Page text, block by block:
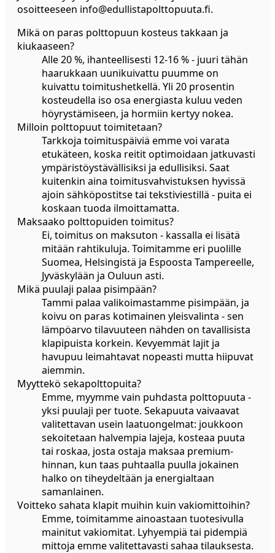
osoitteeseen info@edullistapolttopuuta.fi.
Mikä on paras polttopuun kosteus takkaan ja
kiukaaseen?
Alle 20 %, ihanteellisesti 12-16 % - juuri tähän
haarukkaan uunikuivattu puumme on
kuivattu toimitushetkellä. Yli 20 prosentin
kosteudella iso osa energiasta kuluu veden
höyrystämiseen, ja hormiin kertyy nokea.
Milloin polttopuut toimitetaan?
Tarkkoja toimituspäiviä emme voi varata
etukäteen, koska reitit optimoidaan jatkuvasti
ympäristöystävällisiksi ja edullisiksi. Saat
kuitenkin aina toimitusvahvistuksen hyvissä
ajoin sähköpostitse tai tekstiviestillä - puita ei
koskaan tuoda ilmoittamatta.
Maksaako polttopuiden toimitus?
Ei, toimitus on maksuton - kassalla ei lisätä
mitään rahtikuluja. Toimitamme eri puolille
Suomea, Helsingistä ja Espoosta Tampereelle,
Jyväskylään ja Ouluun asti.
Mikä puulaji palaa pisimpään?
Tammi palaa valikoimastamme pisimpään, ja
koivu on paras kotimainen yleisvalinta - sen
lämpöarvo tilavuuteen nähden on tavallisista
klapipuista korkein. Kevyemmät lajit ja
havupuu leimahtavat nopeasti mutta hiipuvat
aiemmin.
Myyttekö sekapolttopuita?
Emme, myymme vain puhdasta polttopuuta -
yksi puulaji per tuote. Sekapuuta vaivaavat
valitettavan usein laatuongelmat: joukkoon
sekoitetaan halvempia lajeja, kosteaa puuta
tai roskaa, josta ostaja maksaa premium-
hinnan, kun taas puhtaalla puulla jokainen
halko on tiheydeltään ja energialtaan
samanlainen.
Voitteko sahata klapit muihin kuin vakiomittoihin?
Emme, toimitamme ainoastaan tuotesivulla
mainitut vakiomitat. Lyhyempiä tai pidempiä
mittoja emme valitettavasti sahaa tilauksesta.